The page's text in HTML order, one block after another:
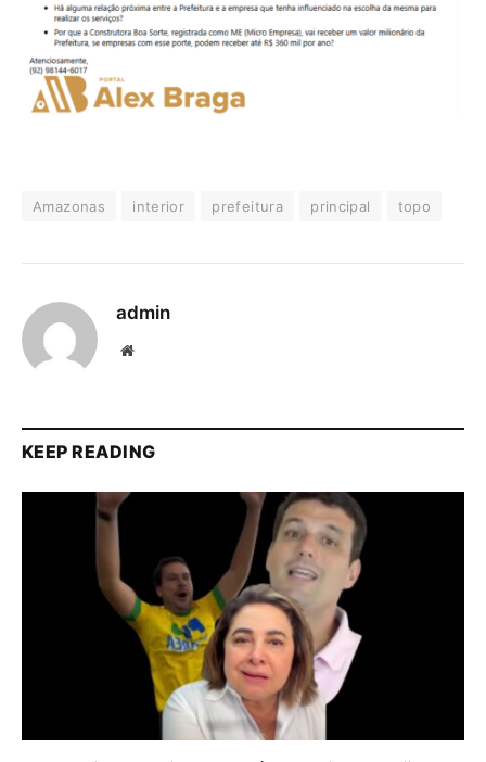
Amazonas interior prefeitura principal topo
admin
Website
KEEP READING